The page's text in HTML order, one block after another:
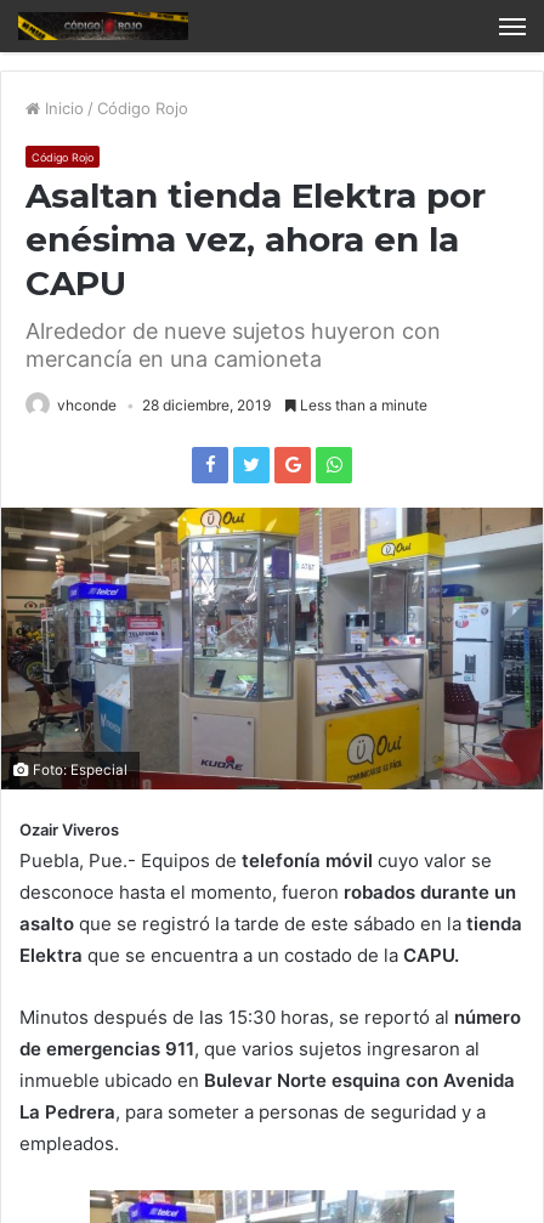
Inicio / Código Rojo
Código Rojo
Asaltan tienda Elektra por
enésima vez, ahora en la
CAPU
Alrededor de nueve sujetos huyeron con
mercancía en una camioneta
vhconde 28 diciembre, 2019 Less than a minute
Foto: Especial
Ozair Viveros
Puebla, Pue.- Equipos de telefonía móvil cuyo valor se
desconoce hasta el momento, fueron robados durante un
asalto que se registró la tarde de este sábado en la tienda
Elektra que se encuentra a un costado de la CAPU.
Minutos después de las 15:30 horas, se reportó al número
de emergencias 911, que varios sujetos ingresaron al
inmueble ubicado en Bulevar Norte esquina con Avenida
La Pedrera, para someter a personas de seguridad y a
empleados.